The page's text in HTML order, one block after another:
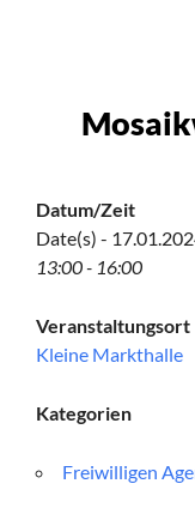
Datum/Zeit
Date(s) -
13:00 - 16:00
Veranstaltungsort
Kleine Markthalle
Kategorien
Freiwilligen